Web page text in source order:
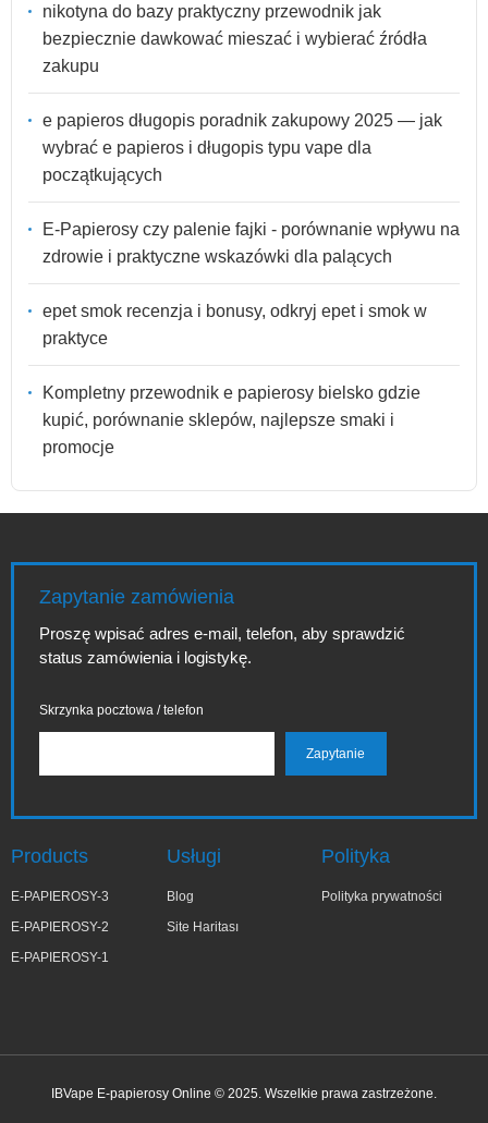
nikotyna do bazy praktyczny przewodnik jak
bezpiecznie dawkować mieszać i wybierać źródła
zakupu
e papieros długopis poradnik zakupowy 2025 — jak
wybrać e papieros i długopis typu vape dla
początkujących
E-Papierosy czy palenie fajki - porównanie wpływu na
zdrowie i praktyczne wskazówki dla palących
epet smok recenzja i bonusy, odkryj epet i smok w
praktyce
Kompletny przewodnik e papierosy bielsko gdzie
kupić, porównanie sklepów, najlepsze smaki i
promocje
Zapytanie zamówienia
Proszę wpisać adres e-mail, telefon, aby sprawdzić
status zamówienia i logistykę.
Skrzynka pocztowa / telefon
Products
E-PAPIEROSY-3
E-PAPIEROSY-2
E-PAPIEROSY-1
Usługi
Blog
Site Haritası
Polityka
Polityka prywatności
IBVape E-papierosy Online © 2025. Wszelkie prawa zastrzeżone.
✕
Kata***yna